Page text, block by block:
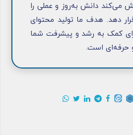
می‌کند دانش به‌روز و عملی را
قرار دهد. هدف ما تولید محتوای
کمک به رشد و پیشرفت شما
حرفه‌ای است.